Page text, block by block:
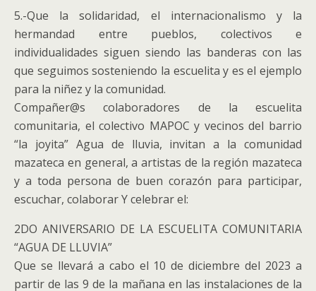
5.-Que la solidaridad, el internacionalismo y la
hermandad entre pueblos, colectivos e
individualidades siguen siendo las banderas con las
que seguimos sosteniendo la escuelita y es el ejemplo
para la niñez y la comunidad.
Compañer@s colaboradores de la escuelita
comunitaria, el colectivo MAPOC y vecinos del barrio
“la joyita” Agua de lluvia, invitan a la comunidad
mazateca en general, a artistas de la región mazateca
y a toda persona de buen corazón para participar,
escuchar, colaborar Y celebrar el:
2DO ANIVERSARIO DE LA ESCUELITA COMUNITARIA
“AGUA DE LLUVIA”
Que se llevará a cabo el 10 de diciembre del 2023 a
partir de las 9 de la mañana en las instalaciones de la